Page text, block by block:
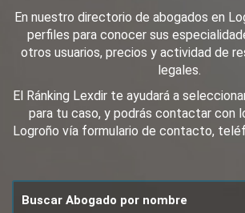
En nuestro directorio de abogados en
perfiles para conocer sus
otros usuarios, precios y actividad de
legales.
El Ránking Lexdir te ayudará a
para tu caso, y podrás contactar con
Logroño vía formulario de contacto,